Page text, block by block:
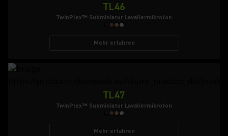
TL46
TwinPlex™ Subminiatur Lavaliermikrofon
Mehr erfahren
TL47
TwinPlex™ Subminiatur Lavaliermikrofon
Mehr erfahren